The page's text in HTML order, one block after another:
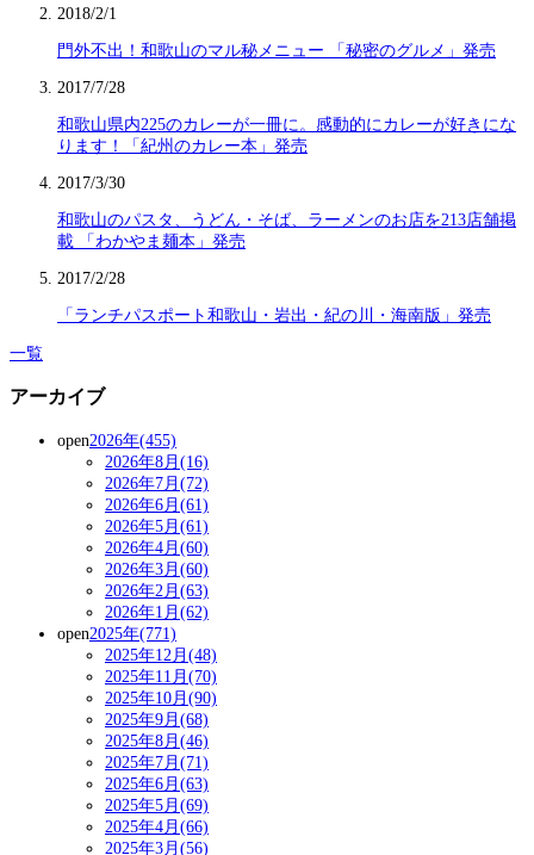
2018/2/1
門外不出！和歌山のマル秘メニュー 「秘密のグルメ」発売
2017/7/28
和歌山県内225のカレーが一冊に。感動的にカレーが好きにな
ります！「紀州のカレー本」発売
2017/3/30
和歌山のパスタ、うどん・そば、ラーメンのお店を213店舗掲
載 「わかやま麺本」発売
2017/2/28
「ランチパスポート和歌山・岩出・紀の川・海南版」発売
一覧
アーカイブ
open2026年(455)
2026年8月(16)
2026年7月(72)
2026年6月(61)
2026年5月(61)
2026年4月(60)
2026年3月(60)
2026年2月(63)
2026年1月(62)
open2025年(771)
2025年12月(48)
2025年11月(70)
2025年10月(90)
2025年9月(68)
2025年8月(46)
2025年7月(71)
2025年6月(63)
2025年5月(69)
2025年4月(66)
2025年3月(56)